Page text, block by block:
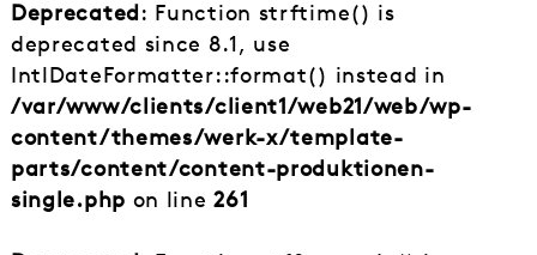
Deprecated: Function strftime() is
deprecated since 8.1, use
IntlDateFormatter::format() instead in
/var/www/clients/client1/web21/web/wp-
content/themes/werk-x/template-
parts/content/content-produktionen-
single.php on line261